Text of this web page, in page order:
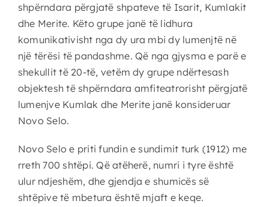
shpërndara përgjatë shpateve të Isarit, Kumlakit
dhe Merite. Këto grupe janë të lidhura
komunikativisht nga dy ura mbi dy lumenjtë në
një tërësi të pandashme. Që nga gjysma e parë e
shekullit të 20-të, vetëm dy grupe ndërtesash
objektesh të shpërndara amfiteatrorisht përgjatë
lumenjve Kumlak dhe Merite janë konsideruar
Novo Selo.
Novo Selo e priti fundin e sundimit turk (1912) me
rreth 700 shtëpi. Që atëherë, numri i tyre është
ulur ndjeshëm, dhe gjendja e shumicës së
shtëpive të mbetura është mjaft e keqe.